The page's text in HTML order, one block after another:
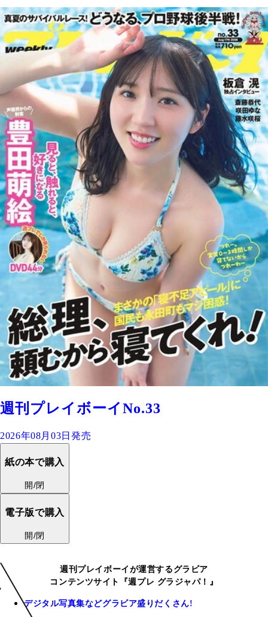
週刊プレイボーイNo.33
2026年08月03日発売
紙の本で購入
開/閉
電子版で購入
開/閉
週刊プレイボーイが運営するグラビア
コンテンツサイト『週プレ グラジャパ！』
デジタル写真集などグラビア盛りだくさん!